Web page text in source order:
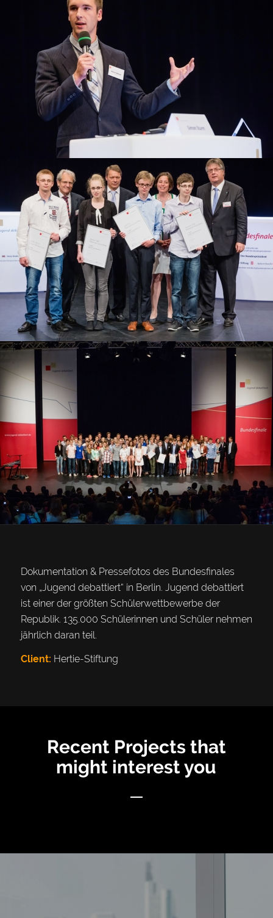
Dokumentation & Pressefotos des Bundesfinales
von „Jugend debattiert“ in Berlin. Jugend debattiert
ist einer der größten Schülerwettbewerbe der
Republik. 135.000 Schülerinnen und Schüler nehmen
jährlich daran teil.
Client: Hertie-Stiftung
Recent Projects that
might interest you